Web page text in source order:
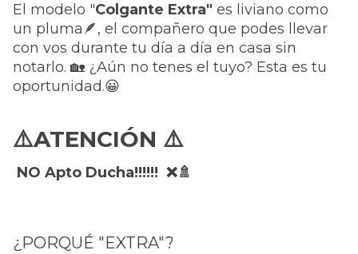
El modelo "Colgante Extra" es liviano como
un pluma🪶, el compañero que podes llevar
con vos durante tu día a día en casa sin
notarlo. 🏡 ¿Aún no tenes el tuyo? Esta es tu
oportunidad.😀
⚠️ATENCIÓN ⚠️
NO Apto Ducha!!!!!! ❌🚿
¿PORQUÉ "EXTRA"?